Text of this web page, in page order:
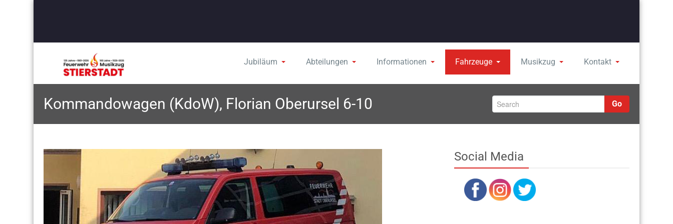
Jubiläum Abteilungen Informationen Fahrzeuge Musikzug Kontakt
Kommandowagen (KdoW), Florian Oberursel 6-10 Go
Social Media